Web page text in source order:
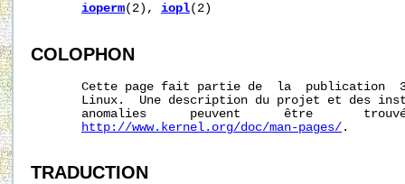
ioperm(2), iopl(2)
COLOPHON
Cette page fait partie de  la  publication
Linux.  Une description du projet et des
anomalies      peuvent      être
http://www.kernel.org/doc/man-pages/ .
TRADUCTION